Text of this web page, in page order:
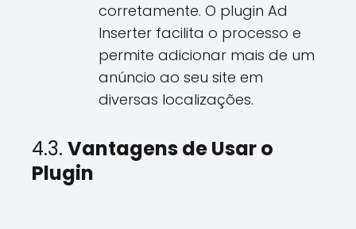
corretamente. O plugin Ad
Inserter facilita o processo e
permite adicionar mais de um
anúncio ao seu site em
diversas localizações.
4.3. Vantagens de Usar o
Plugin